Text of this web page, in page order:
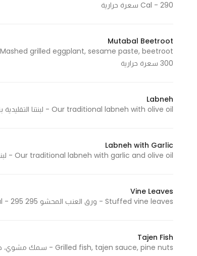
Cal - 290 سعرة حرارية
Mutabal Beetroot
300 سعرة حرارية
Labneh
Our traditional labneh with olive oil - لبنتنا التقليدية بزيت الزيتون 105 Cal - 105 سعرة حرارية
Labneh with Garlic
Our traditional labneh with garlic and olive oil - لبنتنا التقليدية مع الثوم وزيت الزيتون 115 Cal - 115 سعرة حرارية
Vine Leaves
Stuffed vine leaves - ورق العنب المحشو 295 Cal - 295 سعرة حرارية
Tajen Fish
Grilled fish, tajen sauce, pine nuts - سمك مشوي، صلصة طاجن، صنوبر 790 Cal - 790 سعرة حرارية